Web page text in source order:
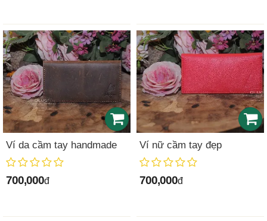
Ví da cầm tay handmade
700,000đ
Ví nữ cầm tay đẹp
700,000đ